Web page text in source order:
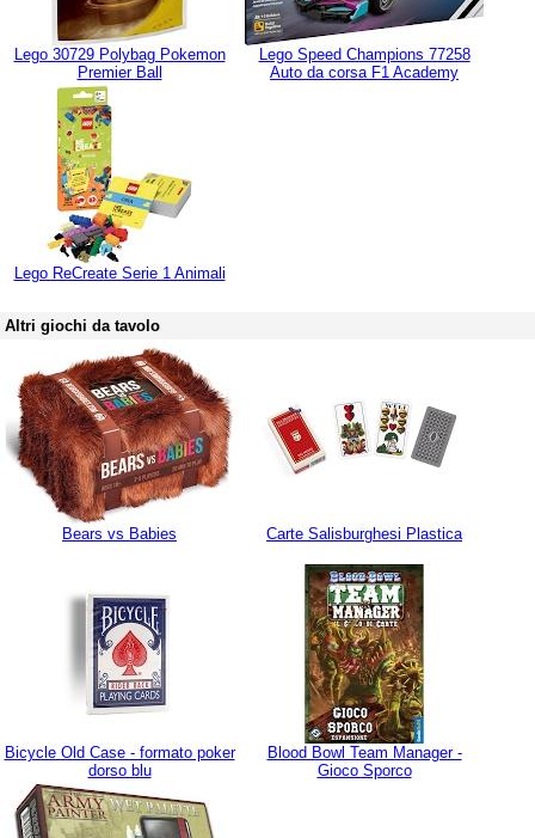
Lego 30729 Polybag Pokemon
Premier Ball
Lego Speed Champions 77258
Auto da corsa F1 Academy
Lego ReCreate Serie 1 Animali
Altri giochi da tavolo
Bears vs Babies Carte Salisburghesi Plastica
Bicycle Old Case - formato poker
dorso blu
Blood Bowl Team Manager -
Gioco Sporco